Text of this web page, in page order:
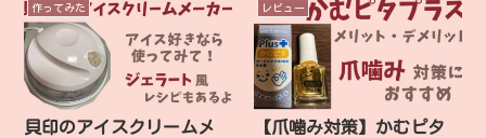
作ってみた
貝印のアイスクリームメ
レビュー
【爪噛み対策】かむピタ